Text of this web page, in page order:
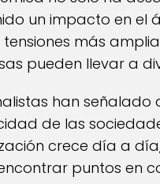
un impacto en el
más
pueden llevar a
han señalado
de las
crece día a
puntos en